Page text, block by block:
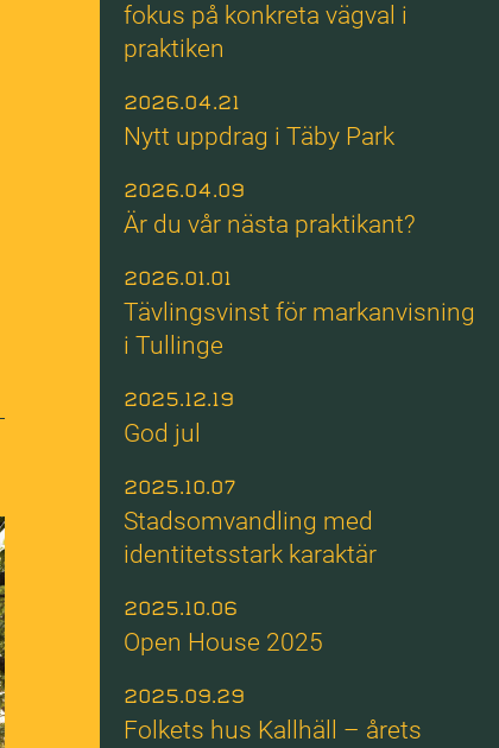
fokus på konkreta vägval i
praktiken
2026.04.21
Nytt uppdrag i Täby Park
2026.04.09
Är du vår nästa praktikant?
2026.01.01
Tävlingsvinst för markanvisning
i Tullinge
2025.12.19
God jul
2025.10.07
Stadsomvandling med
identitetsstark karaktär
2025.10.06
Open House 2025
2025.09.29
Folkets hus Kallhäll – årets